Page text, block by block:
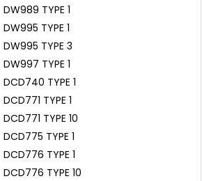
DW989 TYPE 1
DW995 TYPE 1
DW995 TYPE 3
DW997 TYPE 1
DCD740 TYPE 1
DCD771 TYPE 1
DCD771 TYPE 10
DCD775 TYPE 1
DCD776 TYPE 1
DCD776 TYPE 10